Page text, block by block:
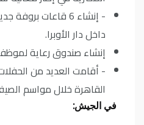
- إنشاء 6 قاعات
داخل دار الأوبرا.
إنشاء صندوق رعاية
- أقامت العديد من
القاهرة خلال مواسم
في الجيش: